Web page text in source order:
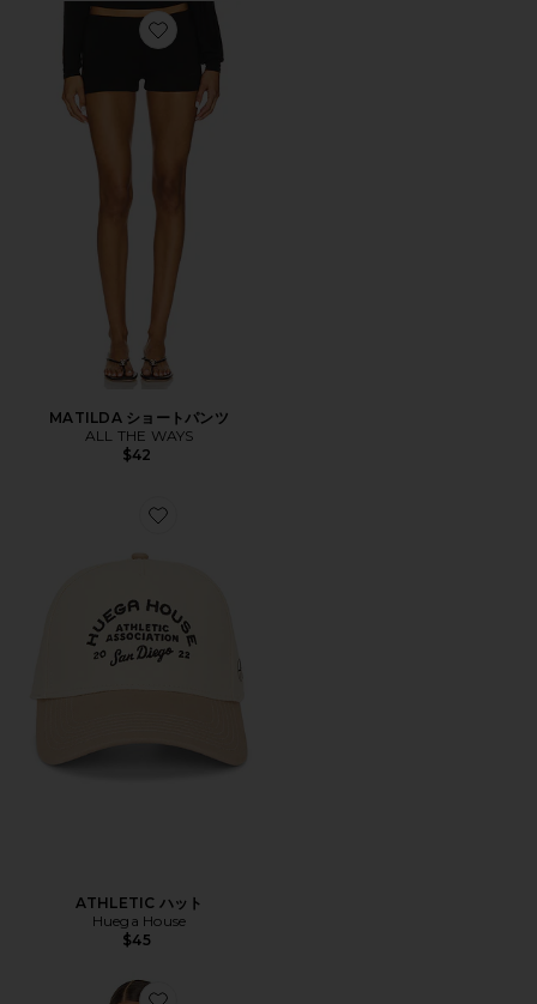
Favorite MATILDA ショートパンツ
MATILDA ショートパンツ
ALL THE WAYS
$42
Favorite ATHLETIC ハット
ATHLETIC ハット
Huega House
$45